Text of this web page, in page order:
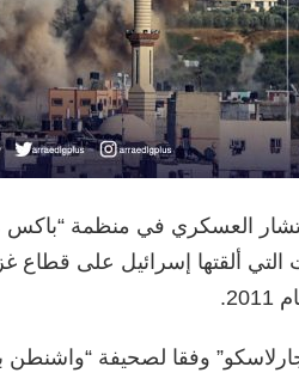
العسكري في منظمة “باكس